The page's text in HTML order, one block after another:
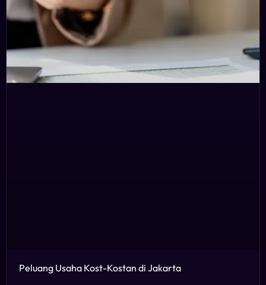
Peluang Usaha Kost-Kostan di Jakarta